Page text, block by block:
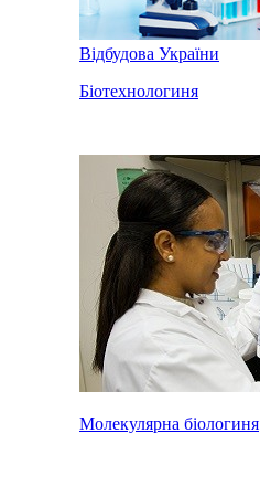
Відбудова України
Біотехнологиня
Молекулярна біологиня